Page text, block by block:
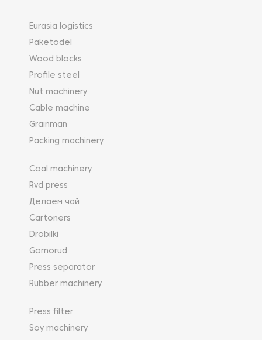
Eurasia logistics
Paketodel
Wood blocks
Profile steel
Nut machinery
Cable machine
Grainman
Packing machinery
Coal machinery
Rvd press
Делаем чай
Cartoners
Drobilki
Gornorud
Press separator
Rubber machinery
Press filter
Soy machinery